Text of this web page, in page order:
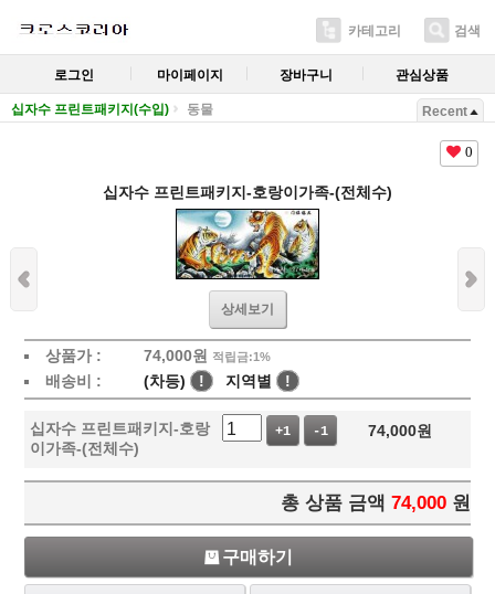
카테고리 검색
로그인 마이페이지 장바구니 관심상품
십자수 프린트패키지(수입) 동물 Recent
0
십자수 프린트패키지-호랑이가족-(전체수)
상세보기
상품가 : 74,000원 적립금:1%
배송비 : (차등) ! 지역별 !
십자수 프린트패키지-호랑
이가족-(전체수)
+1 -1 74,000원
총 상품 금액 74,000 원
구매하기